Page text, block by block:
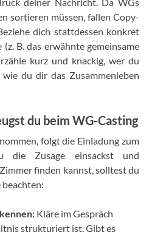
sortieren müssen, fallen Copy-
dich stattdessen konkret
B. das erwähnte gemeinsame
kurz und knackig, wer du
du dir das Zusammenleben
du beim WG-Casting
folgt die Einladung zum
die Zusage einsackst und
finden kannst, solltest du
Kläre im Gespräch
strukturiert ist. Gibt es